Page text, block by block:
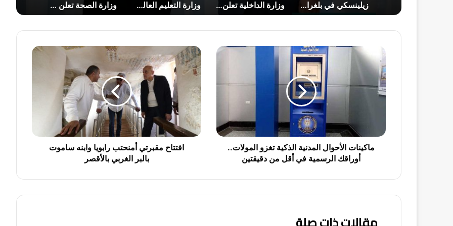
زيلينسكي في بلغراد: تفاصيل الزيارة الأولى لتعزيز العلاقات مع صربيا وزارة الداخلية تعلن مواعيد وشروط تقديم حج القرعة لموسم 2027 وزارة التعليم العالي تحسم الجدل حول الحدود الدنيا للقبول بالكليات 2026 وزارة الصحة تعلن خطة شاملة لتأمين المدن الساحلية خلال موسم الصيف
م
ا
ك
ي
ن
ل
ا
ماكينات الأحوال المدنية الذكية تغزو المولات..
أوراقك الرسمية في أقل من دقيقتين
ا
ف
ت
ا
ح
م
ق
ب
أ
افتتاح مقبرتي أمنحتب رابويا وابنه ساموت
بالبر الغربي بالأقصر